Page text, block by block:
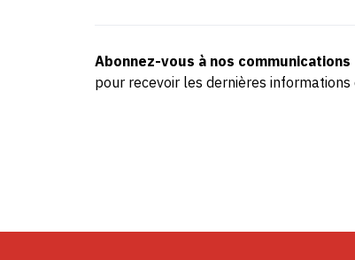
Abonnez-vous à nos communications
pour recevoir les dernières informations